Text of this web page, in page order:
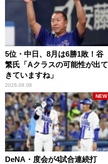
5位・中日、8月は6勝1敗！谷
繁氏「Aクラスの可能性が出て
きていますね」
2026.08.08
DeNA・度会が4試合連続打
NEW